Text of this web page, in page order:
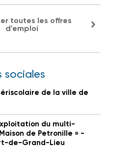
toutes les offres
d'emploi
sociales
de la ville de
du multi-
de Petronille » -
de-Grand-Lieu